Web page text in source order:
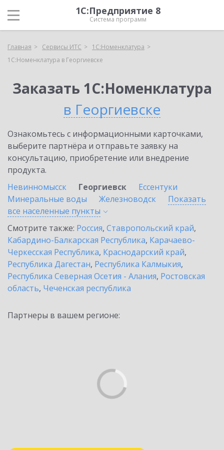
1С:Предприятие 8
Система программ
Главная Сервисы ИТС
1С:Номенклатура
1С:Номенклатура в Георгиевске
Заказать 1С:Номенклатура
в Георгиевске
Ознакомьтесь с информационными карточками,
выберите партнёра и отправьте заявку на
консультацию, приобретение или внедрение
продукта.
Невинномысск
Георгиевск
Ессентуки
Минеральные воды
Железноводск
Показать
все населенные пункты
Смотрите также: Россия, Ставропольский край,
Кабардино-Балкарская Республика, Карачаево-
Черкесская Республика, Краснодарский край,
Республика Дагестан, Республика Калмыкия,
Республика Северная Осетия - Алания, Ростовская
область, Чеченская республика
Партнеры в вашем регионе: